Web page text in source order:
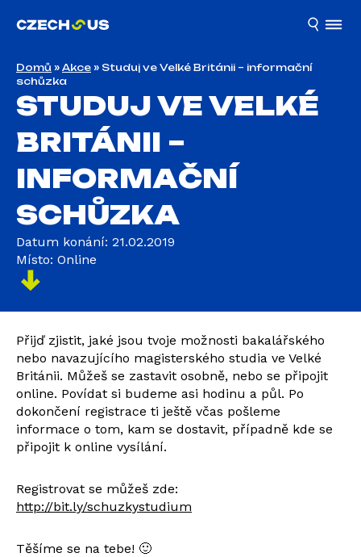
Domů » Akce » Studuj ve Velké Británii – informační
schůzka
STUDUJ VE VELKÉ
BRITÁNII –
INFORMAČNÍ
SCHŮZKA
Datum konání: 21.02.2019
Místo: Online
Přijď zjistit, jaké jsou tvoje možnosti bakalářského
nebo navazujícího magisterského studia ve Velké
Británii. Můžeš se zastavit osobně, nebo se připojit
online. Povídat si budeme asi hodinu a půl. Po
dokončení registrace ti ještě včas pošleme
informace o tom, kam se dostavit, případně kde se
připojit k online vysílání.
Registrovat se můžeš zde:
http://bit.ly/schuzkystudium
Těšíme se na tebe! 🙂